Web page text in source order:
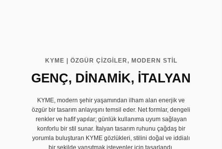
KYME | ÖZGÜR ÇİZGİLER, MODERN STİL
GENÇ, DİNAMİK, İTALYAN
KYME, modern şehir yaşamından ilham alan enerjik ve
özgür bir tasarım anlayışını temsil eder. Net formlar, dengeli
renkler ve hafif yapılar; günlük kullanıma uyum sağlayan
konforlu bir stil sunar. İtalyan tasarım ruhunu çağdaş bir
yorumla buluşturan KYME gözlükleri, stilini doğal ve iddialı
bir şekilde yansıtmak isteyenler için tasarlandı.